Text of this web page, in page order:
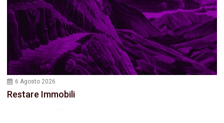
6 Agosto 2026
Restare Immobili